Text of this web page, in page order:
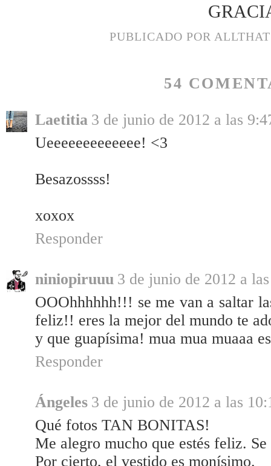
PUBLICADO POR
54
Laetitia 3 de junio de 2012 a las
Ueeeeeeeeeeeee! <3
Besazossss!
xoxox
Responder
niniopiruuu 3 de junio de 2012 a
OOOhhhhhh!!! se me van a saltar
feliz!! eres la mejor del mundo te
y que guapísima! mua mua muaaa
Responder
Ángeles 3 de junio de 2012 a las
Qué fotos TAN BONITAS!
Me alegro mucho que estés feliz. Se
Por cierto, el vestido es monísimo.